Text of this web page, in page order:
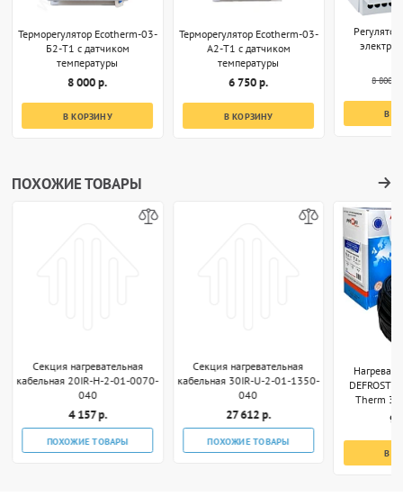
Терморегулятор Ecotherm-03-
Б2-T1 с датчиком
температуры
8 000 р.
В КОРЗИНУ
Терморегулятор Ecotherm-03-
А2-T1 с датчиком
температуры
6 750 р.
В КОРЗИНУ
8 800 р.
В
ПОХОЖИЕ ТОВАРЫ
Секция нагревательная
кабельная 20IR-H-2-01-0070-
040
4 157 р.
ПОХОЖИЕ ТОВАРЫ
Секция нагревательная
кабельная 30IR-U-2-01-1350-
040
27 612 р.
ПОХОЖИЕ ТОВАРЫ
DEFROST
Therm
9
В